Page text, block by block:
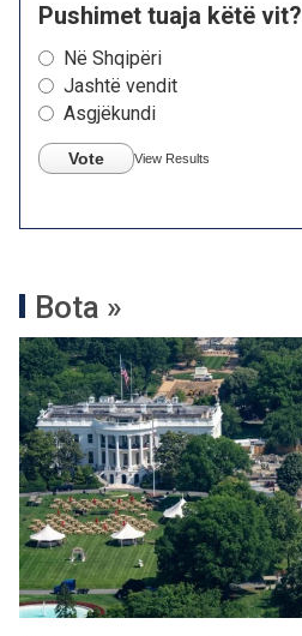
Pushimet tuaja këtë vit?
Në Shqipëri
Jashtë vendit
Asgjëkundi
Vote View Results
Bota »